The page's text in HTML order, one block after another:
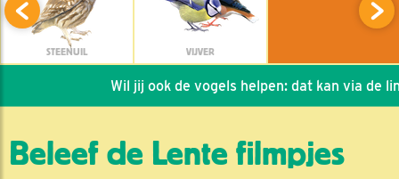
STEENUIL VIJVER
Wil jij ook de vogels helpen: dat kan via de link!
Beleef de Lente filmpjes